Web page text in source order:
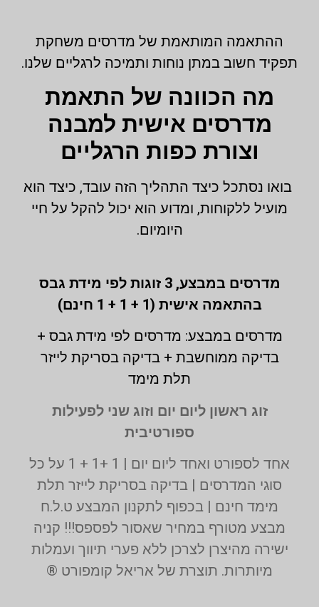
ההתאמה המותאמת של מדרסים משחקת
תפקיד חשוב במתן נוחות ותמיכה לרגליים שלנו.
מה הכוונה של התאמת
מדרסים אישית למבנה
וצורת כפות הרגליים
בואו נסתכל כיצד התהליך הזה עובד, כיצד הוא
מועיל ללקוחות, ומדוע הוא יכול להקל על חיי
היומיום.
מדרסים במבצע,
3 זוגות לפי מידת גבס
בהתאמה אישית (1 + 1 + 1 חינם)
מדרסים במבצע: מדרסים לפי מידת גבס +
בדיקה ממוחשבת + בדיקה בסריקת לייזר
תלת מימד
זוג ראשון ליום יום וזוג שני לפעילות
ספורטיבית
אחד לספורט ואחד ליום יום | 1 +1 + 1 על כל
סוגי המדרסים | בדיקה בסריקת לייזר תלת
מימד חינם | בכפוף לתקנון המבצע ט.ל.ח
מבצע מטורף במחיר שאסור לפספס!!! קניה
ישירה מהיצרן לצרכן ללא פערי תיווך ועמלות
מיותרות. תוצרת של אריאל קומפורט ®